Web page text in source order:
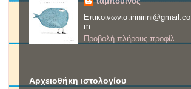
Επικοινωνία:irinirini@gmail.co
m
Προβολή πλήρους προφίλ
Αρχειοθήκη ιστολογίου